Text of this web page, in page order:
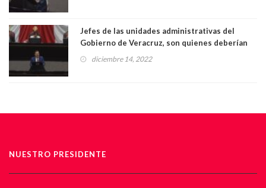
Jefes de las unidades administrativas del
Gobierno de Veracruz, son quienes deberían
comparecer: Marlon Ramírez Marín
diciembre 14, 2022
NUESTRO PRESIDENTE